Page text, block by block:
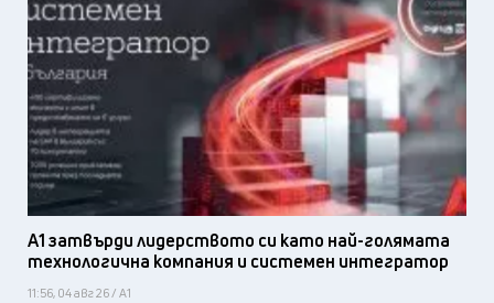
А1 затвърди лидерството си като най-голямата
технологична компания и системен интегратор
11:56, 04 авг 26 / А1